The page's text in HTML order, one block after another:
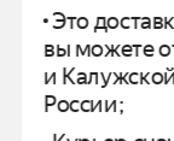
Это
вы можете
и
России;